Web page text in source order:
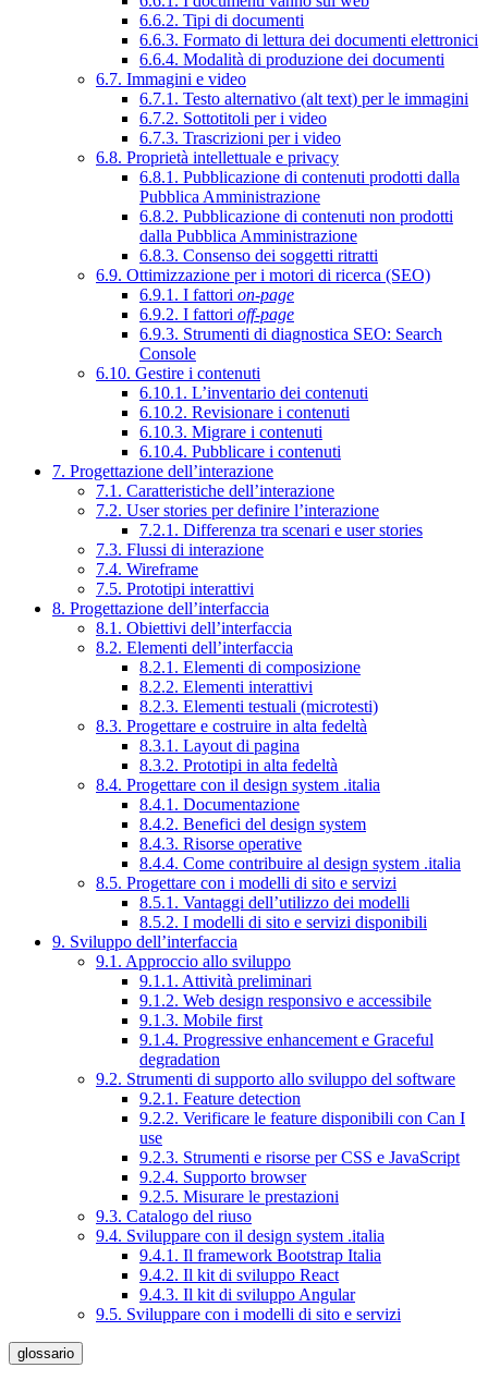
6.6.2. Tipi di documenti
6.6.3. Formato di lettura dei documenti elettronici
6.6.4. Modalità di produzione dei documenti
6.7. Immagini e video
6.7.1. Testo alternativo (alt text) per le immagini
6.7.2. Sottotitoli per i video
6.7.3. Trascrizioni per i video
6.8. Proprietà intellettuale e privacy
6.8.1. Pubblicazione di contenuti prodotti dalla
Pubblica Amministrazione
6.8.2. Pubblicazione di contenuti non prodotti
dalla Pubblica Amministrazione
6.8.3. Consenso dei soggetti ritratti
6.9. Ottimizzazione per i motori di ricerca (SEO)
6.9.1. I fattori on-page
6.9.2. I fattori off-page
6.9.3. Strumenti di diagnostica SEO: Search
Console
6.10. Gestire i contenuti
6.10.1. L’inventario dei contenuti
6.10.2. Revisionare i contenuti
6.10.3. Migrare i contenuti
6.10.4. Pubblicare i contenuti
7. Progettazione dell’interazione
7.1. Caratteristiche dell’interazione
7.2. User stories per definire l’interazione
7.2.1. Differenza tra scenari e user stories
7.3. Flussi di interazione
7.4. Wireframe
7.5. Prototipi interattivi
8. Progettazione dell’interfaccia
8.1. Obiettivi dell’interfaccia
8.2. Elementi dell’interfaccia
8.2.1. Elementi di composizione
8.2.2. Elementi interattivi
8.2.3. Elementi testuali (microtesti)
8.3. Progettare e costruire in alta fedeltà
8.3.1. Layout di pagina
8.3.2. Prototipi in alta fedeltà
8.4. Progettare con il design system .italia
8.4.1. Documentazione
8.4.2. Benefici del design system
8.4.3. Risorse operative
8.4.4. Come contribuire al design system .italia
8.5. Progettare con i modelli di sito e servizi
8.5.1. Vantaggi dell’utilizzo dei modelli
8.5.2. I modelli di sito e servizi disponibili
9. Sviluppo dell’interfaccia
9.1. Approccio allo sviluppo
9.1.1. Attività preliminari
9.1.2. Web design responsivo e accessibile
9.1.3. Mobile first
9.1.4. Progressive enhancement e Graceful
degradation
9.2. Strumenti di supporto allo sviluppo del software
9.2.1. Feature detection
9.2.2. Verificare le feature disponibili con Can I
use
9.2.3. Strumenti e risorse per CSS e JavaScript
9.2.4. Supporto browser
9.2.5. Misurare le prestazioni
9.3. Catalogo del riuso
9.4. Sviluppare con il design system .italia
9.4.1. Il framework Bootstrap Italia
9.4.2. Il kit di sviluppo React
9.4.3. Il kit di sviluppo Angular
9.5. Sviluppare con i modelli di sito e servizi
glossario